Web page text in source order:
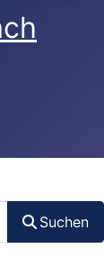
Suchen